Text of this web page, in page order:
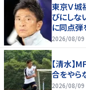
東京Ｖ城
びにしな
に同点弾
2026/08/09
【清水】
合をやら
2026/08/09